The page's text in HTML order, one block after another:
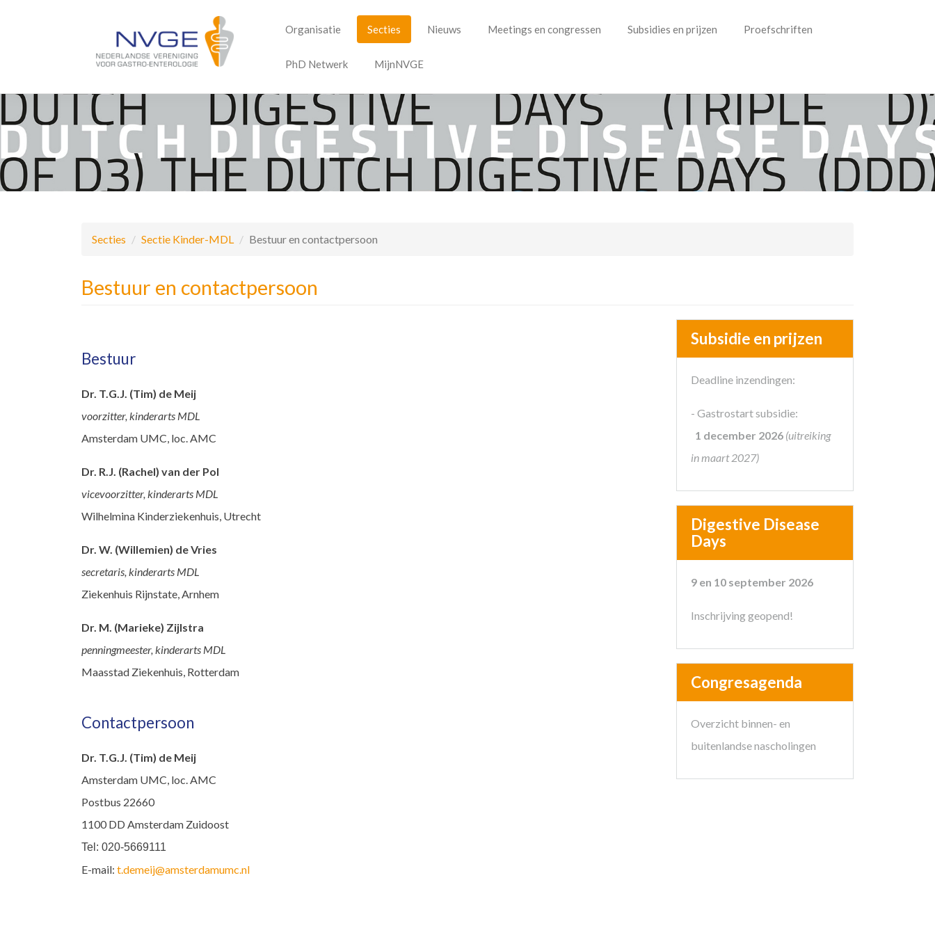
Overslaan
en
naar
de
inhoud
Organisatie Secties Nieuws Meetings en congressen Subsidies en prijzen Proefschriften
PhD Netwerk MijnNVGE
Secties Sectie Kinder-MDL Bestuur en contactpersoon
Bestuur en contactpersoon
Bestuur
Dr. T.G.J. (Tim) de Meij
voorzitter, kinderarts MDL
Amsterdam UMC, loc. AMC
Dr. R.J. (Rachel) van der Pol
vicevoorzitter, kinderarts MDL
Wilhelmina Kinderziekenhuis, Utrecht
Dr. W. (Willemien) de Vries
secretaris, kinderarts MDL
Ziekenhuis Rijnstate, Arnhem
Dr. M. (Marieke) Zijlstra
penningmeester, kinderarts MDL
Maasstad Ziekenhuis, Rotterdam
Contactpersoon
Dr. T.G.J. (Tim) de Meij
Amsterdam UMC, loc. AMC
Postbus 22660
1100 DD Amsterdam Zuidoost
Tel: 020-5669111
E-mail: t.demeij@amsterdamumc.nl
Subsidie en prijzen
Deadline inzendingen:
- Gastrostart subsidie:
1 december 2026 (uitreiking
in maart 2027)
Digestive Disease
Days
9 en 10 september 2026
Inschrijving geopend!
Congresagenda
Overzicht binnen- en
buitenlandse nascholingen